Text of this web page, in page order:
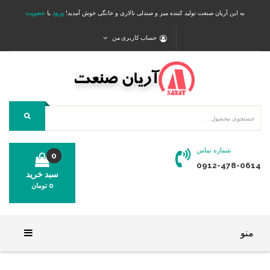
به این آریان صنعت تولید کننده میز و صندلی تالاری و خانگی خوش آمدید! ورود یا عضویت
حساب کاربری من
شماره تماس
0912-478-0614
سبد خرید
0
0 تومان
منو